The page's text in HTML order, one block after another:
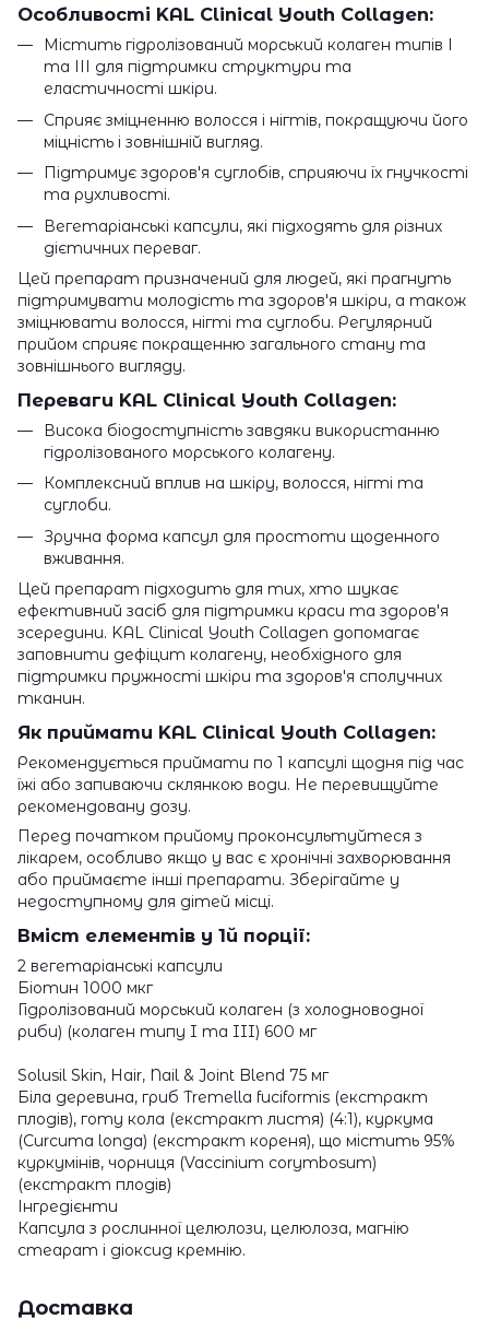
Особливості KAL Clinical Youth Collagen:
Містить гідролізований морський колаген типів І
та ІІІ для підтримки структури та
еластичності шкіри.
Сприяє зміцненню волосся і нігтів, покращуючи його
міцність і зовнішній вигляд.
Підтримує здоров'я суглобів, сприяючи їх гнучкості
та рухливості.
Вегетаріанські капсули, які підходять для різних
дієтичних переваг.
Цей препарат призначений для людей, які прагнуть
підтримувати молодість та здоров'я шкіри, а також
зміцнювати волосся, нігті та суглоби. Регулярний
прийом сприяє покращенню загального стану та
зовнішнього вигляду.
Переваги KAL Clinical Youth Collagen:
Висока біодоступність завдяки використанню
гідролізованого морського колагену.
Комплексний вплив на шкіру, волосся, нігті та
суглоби.
Зручна форма капсул для простоти щоденного
вживання.
Цей препарат підходить для тих, хто шукає
ефективний засіб для підтримки краси та здоров'я
зсередини. KAL Clinical Youth Collagen допомагає
заповнити дефіцит колагену, необхідного для
підтримки пружності шкіри та здоров'я сполучних
тканин.
Як приймати KAL Clinical Youth Collagen:
Рекомендується приймати по 1 капсулі щодня під час
їжі або запиваючи склянкою води. Не перевищуйте
рекомендовану дозу.
Перед початком прийому проконсультуйтеся з
лікарем, особливо якщо у вас є хронічні захворювання
або приймаєте інші препарати. Зберігайте у
недоступному для дітей місці.
Вміст елементів у 1й порції:
2 вегетаріанські капсули
Біотин 1000 мкг
Гідролізований морський колаген (з холодноводної
риби) (колаген типу I та III) 600 мг
Solusil Skin, Hair, Nail & Joint Blend 75 мг
Біла деревина, гриб Tremella fuciformis (екстракт
плодів), готу кола (екстракт листя) (4:1), куркума
(Curcuma longa) (екстракт кореня), що містить 95%
куркумінів, чорниця (Vaccinium corymbosum)
(екстракт плодів)
Інгредієнти
Капсула з рослинної целюлози, целюлоза, магнію
стеарат і діоксид кремнію.
Доставка